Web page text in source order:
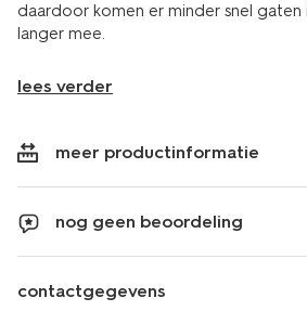
daardoor komen er minder snel gaten
langer mee.
lees verder
meer productinformatie
nog geen beoordeling
contactgegevens